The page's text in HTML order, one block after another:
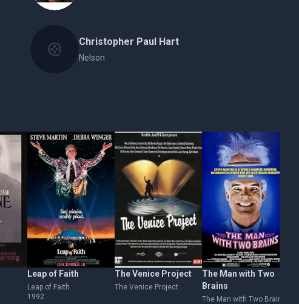
Christopher Paul Hart
Nelson
Leap of Faith
Leap of Faith
1992
The Venice Project
The Venice Project
The Man with Two
Brains
The Man with Two Brains